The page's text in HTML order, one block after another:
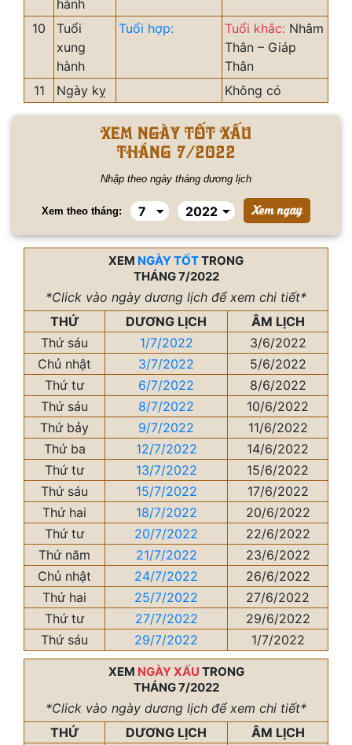
hành
10
Tuổi
xung
hành
Tuổi hợp: Tuổi khắc: Nhâm
Thân – Giáp
Thân
11
Ngày kỵ Không có
Xem ngày tốt xấu
tháng 7/2022
Nhập theo ngày tháng dương lịch
Xem theo tháng:
XEM NGÀY TỐTTRONG
THÁNG 7/2022
*Click vào ngày dương lịch để xem chi tiết*
THỨ
DƯƠNG LỊCH
ÂM LỊCH
Thứ sáu
1/7/2022
3/6/2022
Chủ nhật
3/7/2022
5/6/2022
Thứ tư
6/7/2022
8/6/2022
Thứ sáu
8/7/2022
10/6/2022
Thứ bảy
9/7/2022
11/6/2022
Thứ ba
12/7/2022
14/6/2022
Thứ tư
13/7/2022
15/6/2022
Thứ sáu
15/7/2022
17/6/2022
Thứ hai
18/7/2022
20/6/2022
Thứ tư
20/7/2022
22/6/2022
Thứ năm
21/7/2022
23/6/2022
Chủ nhật
24/7/2022
26/6/2022
Thứ hai
25/7/2022
27/6/2022
Thứ tư
27/7/2022
29/6/2022
Thứ sáu
29/7/2022 1/7/2022
XEM NGÀY XẤU TRONG
THÁNG 7/2022
*Click vào ngày dương lịch để xem chi tiết*
THỨ
DƯƠNG LỊCH
ÂM LỊCH